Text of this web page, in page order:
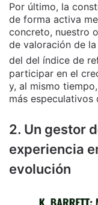
Por último, la
de forma activa
concreto, nuestro
de valoración de
del del índice de
participar en el
y, al mismo
más especulativos
2. Un gestor
experiencia
evolución